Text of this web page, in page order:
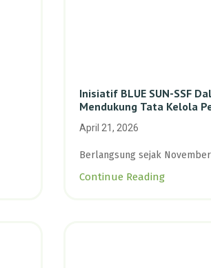
Inisiatif BLUE SUN-SSF
Mendukung Tata Kelola
Kepulauan Riau
April 21, 2026
Berlangsung sejak November
Continue Reading